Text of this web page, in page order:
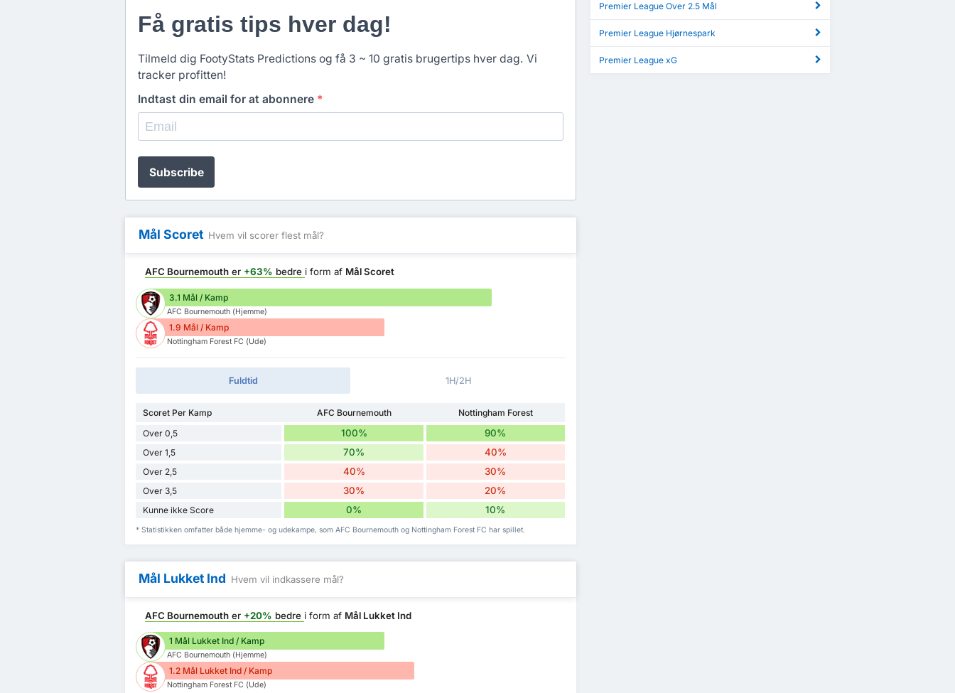
Få gratis tips hver dag!
Tilmeld dig FootyStats Predictions og få 3 ~ 10 gratis brugertips hver dag. Vi
tracker profitten!
Indtast din email for at abonnere *
Subscribe
Mål Scoret Hvem vil scorer flest mål?
AFC Bournemouth er +63% bedre i form af Mål Scoret
3.1 Mål / Kamp
AFC Bournemouth (Hjemme)
1.9 Mål / Kamp
Nottingham Forest FC (Ude)
Fuldtid 1H/2H
Scoret Per Kamp AFC Bournemouth
Nottingham Forest
Over 0,5
100% 90%
Over 1,5 70% 40%
Over 2,5 40% 30%
Over 3,5 30% 20%
Kunne ikke Score 0% 10%
* Statistikken omfatter både hjemme- og udekampe, som AFC Bournemouth og Nottingham Forest FC har spillet.
Mål Lukket Ind Hvem vil indkassere mål?
AFC Bournemouth er +20% bedre i form af Mål Lukket Ind
1 Mål Lukket Ind / Kamp
AFC Bournemouth (Hjemme)
1.2 Mål Lukket Ind / Kamp
Nottingham Forest FC (Ude)
Premier League Over 2.5 Mål
Premier League Hjørnespark
Premier League xG